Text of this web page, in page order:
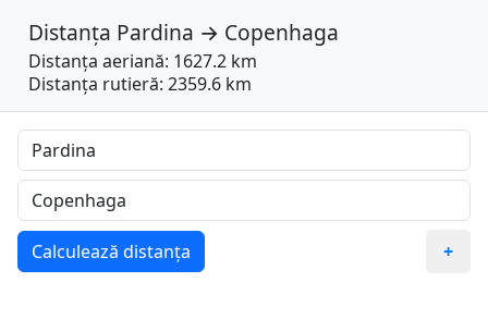
Distanța Pardina → Copenhaga
Distanța aeriană: 1627.2 km
Distanța rutieră: 2359.6 km
Calculează distanța +